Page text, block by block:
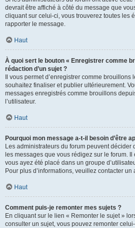
devrait être affiché à côté du message que
cliquant sur celui-ci, vous trouverez toutes les
rapporter le message.
Haut
À quoi sert le bouton « Enregistrer comme
rédaction d’un sujet ?
Il vous permet d’enregistrer comme
souhaitez finaliser et publier ultérieurement.
messages enregistrés comme brouillons
l’utilisateur.
Haut
Pourquoi mon message a-t-il besoin d’être
Les administrateurs du forum peuvent décider
les messages que vous rédigez sur le forum.
vous ayez été placé dans un groupe
Pour plus d’informations, veuillez contacter
Haut
Comment puis-je remonter mes sujets ?
En cliquant sur le lien « Remonter le sujet »
consulter un sujet, vous pouvez remonter